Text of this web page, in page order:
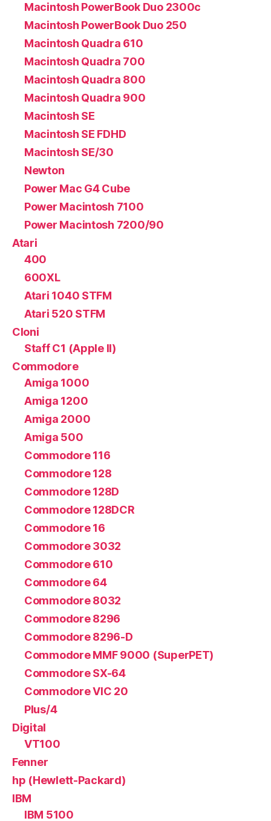
Macintosh PowerBook Duo 2300c
Macintosh PowerBook Duo 250
Macintosh Quadra 610
Macintosh Quadra 700
Macintosh Quadra 800
Macintosh Quadra 900
Macintosh SE
Macintosh SE FDHD
Macintosh SE/30
Newton
Power Mac G4 Cube
Power Macintosh 7100
Power Macintosh 7200/90
Atari
400
600XL
Atari 1040 STFM
Atari 520 STFM
Cloni
Staff C1 (Apple II)
Commodore
Amiga 1000
Amiga 1200
Amiga 2000
Amiga 500
Commodore 116
Commodore 128
Commodore 128D
Commodore 128DCR
Commodore 16
Commodore 3032
Commodore 610
Commodore 64
Commodore 8032
Commodore 8296
Commodore 8296-D
Commodore MMF 9000 (SuperPET)
Commodore SX-64
Commodore VIC 20
Plus/4
Digital
VT100
Fenner
hp (Hewlett-Packard)
IBM
IBM 5100